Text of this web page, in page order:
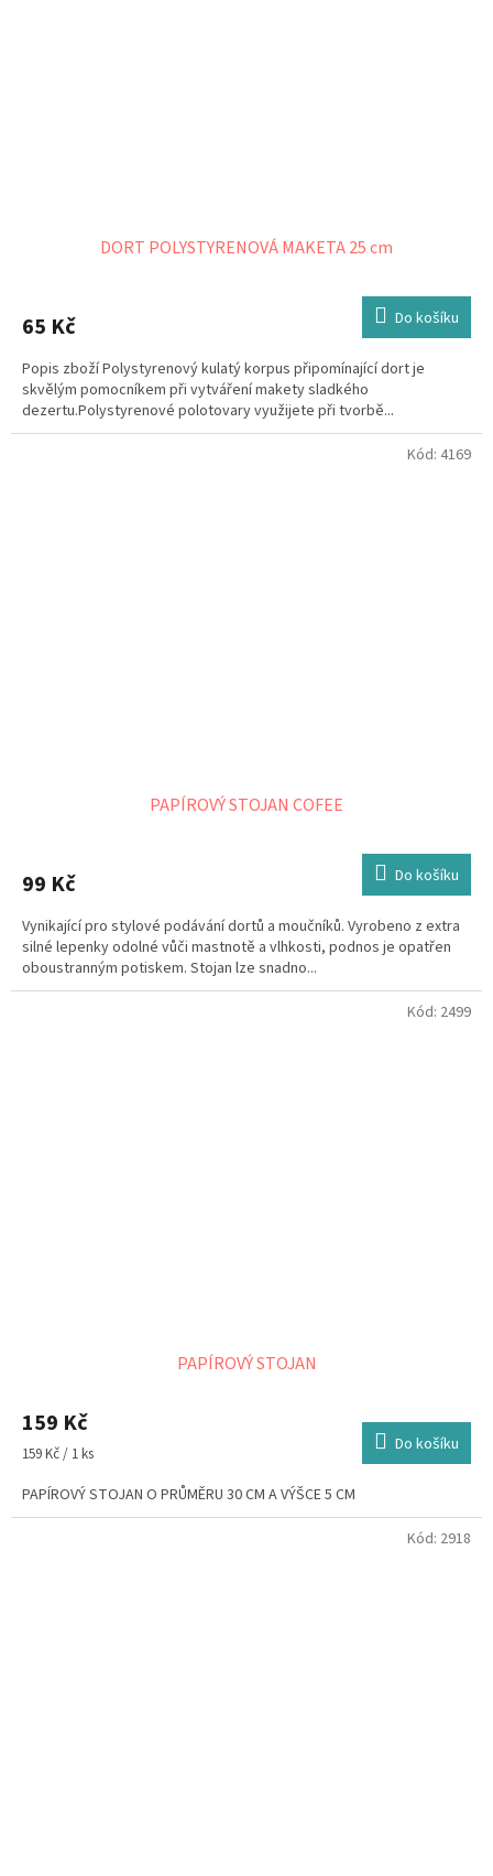
DORT POLYSTYRENOVÁ MAKETA 25 cm
65 Kč Do košíku
Popis zboží Polystyrenový kulatý korpus připomínající dort je
skvělým pomocníkem při vytváření makety sladkého
dezertu.Polystyrenové polotovary využijete při tvorbě...
PAPÍROVÝ STOJAN COFEE
99 Kč Do košíku
Vynikající pro stylové podávání dortů a moučníků. Vyrobeno z extra
silné lepenky odolné vůči mastnotě a vlhkosti, podnos je opatřen
oboustranným potiskem. Stojan lze snadno...
Kód: 4169
PAPÍROVÝ STOJAN
159 Kč
Měrná
159 Kč / 1 ks Do košíku
PAPÍROVÝ STOJAN O PRŮMĚRU 30 CM A VÝŠCE 5 CM
Kód: 2499
Kód: 2918